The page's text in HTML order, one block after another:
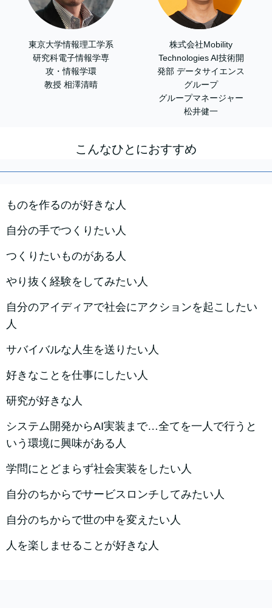
東京大学情報理工学系
研究科電子情報学専
攻・情報学環
教授 相澤清晴
株式会社Mobility
Technologies AI技術開
発部 データサイエンス
グループ
グループマネージャー
松井健一
こんなひとにおすすめ
ものを作るのが好きな人
自分の手でつくりたい人
つくりたいものがある人
やり抜く経験をしてみたい人
自分のアイディアで社会にアクションを起こしたい
人
サバイバルな人生を送りたい人
好きなことを仕事にしたい人
研究が好きな人
システム開発からAI実装まで…全てを一人で行うと
いう環境に興味がある人
学問にとどまらず社会実装をしたい人
自分のちからでサービスロンチしてみたい人
自分のちからで世の中を変えたい人
人を楽しませることが好きな人